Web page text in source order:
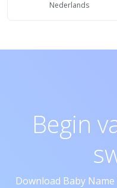
Nederlands
Begin
Download Baby